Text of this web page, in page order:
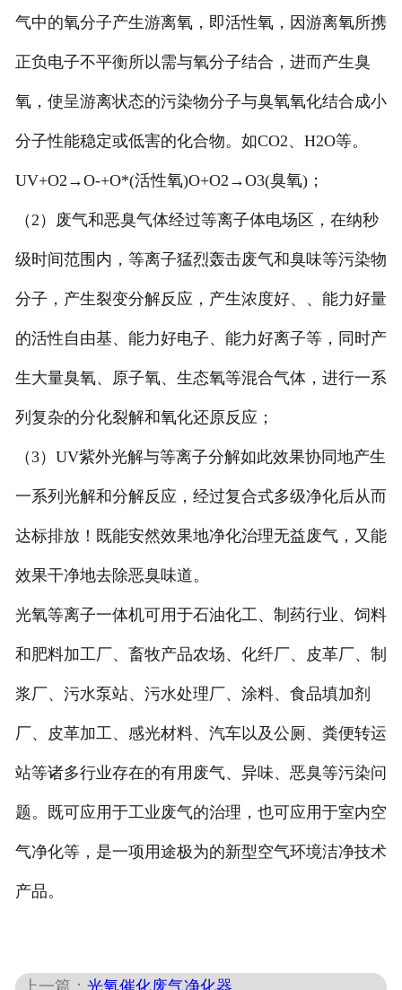
气中的氧分子产生游离氧，即活性氧，因游离氧所携
正负电子不平衡所以需与氧分子结合，进而产生臭
氧，使呈游离状态的污染物分子与臭氧氧化结合成小
分子性能稳定或低害的化合物。如CO2、H2O等。
UV+O2→O-+O*(活性氧)O+O2→O3(臭氧)；
（2）废气和恶臭气体经过等离子体电场区，在纳秒
级时间范围内，等离子猛烈轰击废气和臭味等污染物
分子，产生裂变分解反应，产生浓度好、、能力好量
的活性自由基、能力好电子、能力好离子等，同时产
生大量臭氧、原子氧、生态氧等混合气体，进行一系
列复杂的分化裂解和氧化还原反应；
（3）UV紫外光解与等离子分解如此效果协同地产生
一系列光解和分解反应，经过复合式多级净化后从而
达标排放！既能安然效果地净化治理无益废气，又能
效果干净地去除恶臭味道。
光氧等离子一体机可用于石油化工、制药行业、饲料
和肥料加工厂、畜牧产品农场、化纤厂、皮革厂、制
浆厂、污水泵站、污水处理厂、涂料、食品填加剂
厂、皮革加工、感光材料、汽车以及公厕、粪便转运
站等诸多行业存在的有用废气、异味、恶臭等污染问
题。既可应用于工业废气的治理，也可应用于室内空
气净化等，是一项用途极为的新型空气环境洁净技术
产品。